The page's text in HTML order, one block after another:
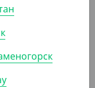
черный,